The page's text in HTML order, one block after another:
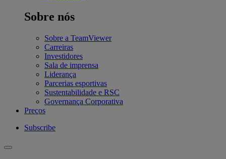
Sobre nós
Sobre a TeamViewer
Carreiras
Investidores
Sala de imprensa
Liderança
Parcerias esportivas
Sustentabilidade e RSC
Governança Corporativa
Preços
Subscribe